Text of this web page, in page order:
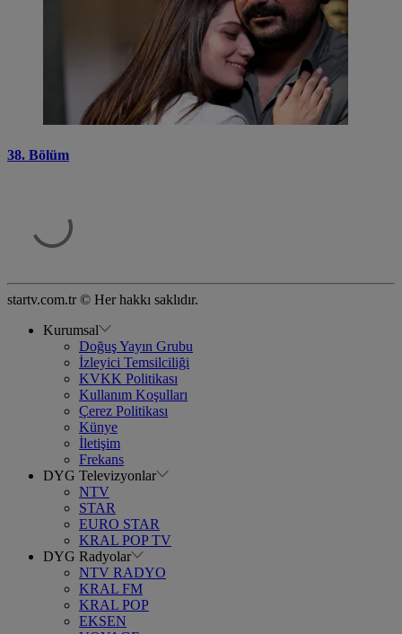
38. Bölüm
startv.com.tr © Her hakkı saklıdır.
Kurumsal
Doğuş Yayın Grubu
İzleyici Temsilciliği
KVKK Politikası
Kullanım Koşulları
Çerez Politikası
Künye
İletişim
Frekans
DYG Televizyonlar
NTV
STAR
EURO STAR
KRAL POP TV
DYG Radyolar
NTV RADYO
KRAL FM
KRAL POP
EKSEN